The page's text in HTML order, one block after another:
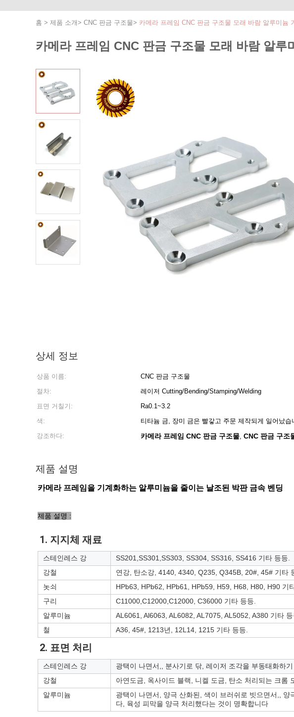
홈 > 제품 소개> CNC 판금 구조물> 카메라 프레임 CNC 판금 구조물 모래 바람 알루미늄
카메라 프레임 CNC 판금 구조물 모래 바람 알루
상세 정보
상품 이름: CNC 판금 구조물
절차:
레이저 Cutting/Bending/Stamping/Welding
표면 거칠기:
Ra0.1~3.2
색:
티타늄 금, 장미 금은 빨갛고 주문 제작되게 일어났습
강조하다:
카메라 프레임 CNC 판금 구조물, CNC 판금 구조
제품 설명
카메라 프레임을 기계화하는 알루미늄을 줄이는 날조된 박판 금속 벤딩
제품 설명 :
1. 지지체 재료
스테인레스 강
SS201,SS301,SS303, SS304, SS316, SS416 기타 등등.
강철
연강, 탄소강, 4140, 4340, Q235, Q345B, 20#, 45# 기타
놋쇠
HPb63, HPb62, HPb61, HPb59, H59, H68, H80, H90 기
구리
C11000,C12000,C12000, C36000 기타 등등.
알루미늄
AL6061, Al6063, AL6082, AL7075, AL5052, A380 기타 등
철
A36, 45#, 1213년, 12L14, 1215 기타 등등.
2. 표면 처리
스테인레스 강
광택이 나면서,, 분사기로 닦, 레이저 조각을 부동태화하기
강철
아연도금, 옥사이드 블랙, 니켈 도금, 탄소 처리되는 크롬
알루미늄
광택이 나면서, 양극 산화된, 색이 브러쉬로 빗으면서,, 양
다, 육성 피막을 양극 처리했다는 것이 명확합니다